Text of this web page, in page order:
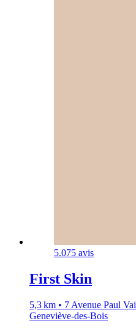
5.075 avis
First Skin
5,3 km • 7 Avenue Paul
Geneviève-des-Bois